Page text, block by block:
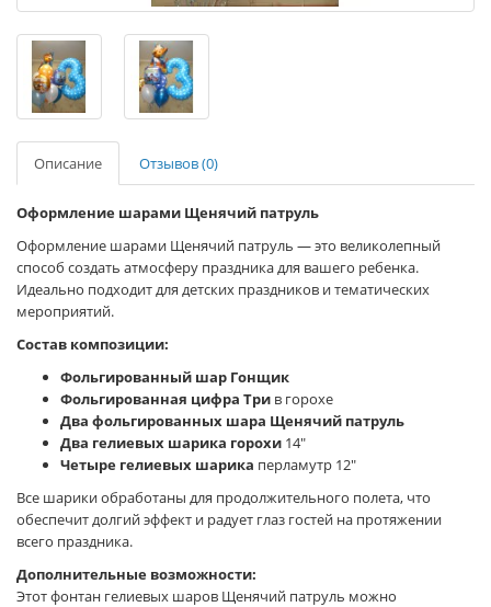
Описание Отзывов (0)
Оформление шарами Щенячий патруль
Оформление шарами Щенячий патруль — это великолепный
способ создать атмосферу праздника для вашего ребенка.
Идеально подходит для детских праздников и тематических
мероприятий.
Состав композиции:
Фольгированный шар Гонщик
Фольгированная цифра Три в горохе
Два фольгированных шара Щенячий патруль
Два гелиевых шарика горохи 14"
Четыре гелиевых шарика перламутр 12"
Все шарики обработаны для продолжительного полета, что
обеспечит долгий эффект и радует глаз гостей на протяжении
всего праздника.
Дополнительные возможности:
Этот фонтан гелиевых шаров Щенячий патруль можно